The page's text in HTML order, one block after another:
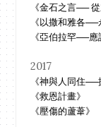
《金石之言──
《以撒和雅各──
《亞伯拉罕──應
2017
《神與人同住──
《救恩計畫》
《壓傷的蘆葦》